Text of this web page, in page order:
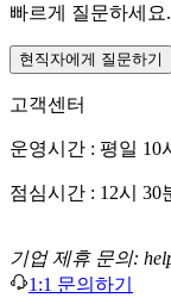
빠르게 질문하세요.
현직자에게 질문하기
고객센터
운영시간 : 평일 10
점심시간 : 12시 30
기업 제휴 문의:
1:1 문의하기